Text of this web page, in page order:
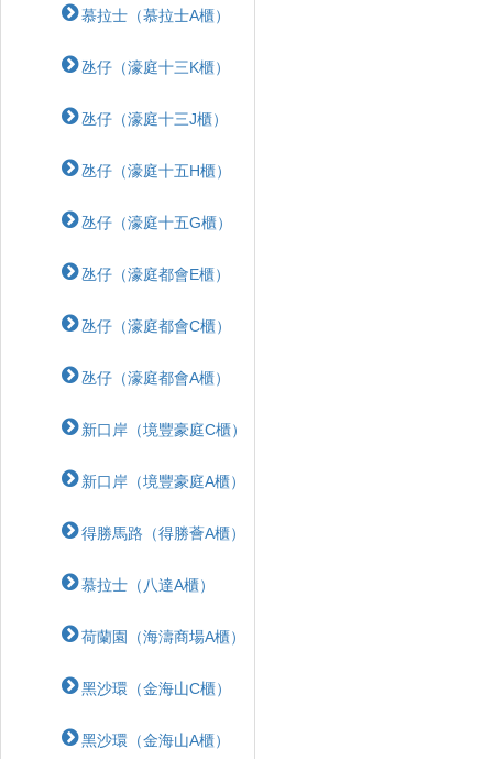
慕拉士（慕拉士A櫃）
氹仔（濠庭十三K櫃）
氹仔（濠庭十三J櫃）
氹仔（濠庭十五H櫃）
氹仔（濠庭十五G櫃）
氹仔（濠庭都會E櫃）
氹仔（濠庭都會C櫃）
氹仔（濠庭都會A櫃）
新口岸（境豐豪庭C櫃）
新口岸（境豐豪庭A櫃）
得勝馬路（得勝薈A櫃）
慕拉士（八達A櫃）
荷蘭園（海濤商場A櫃）
黑沙環（金海山C櫃）
黑沙環（金海山A櫃）